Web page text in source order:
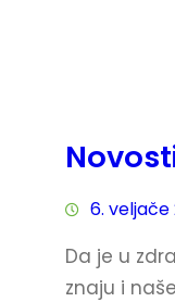
6. veljače
Da je u
znaju i